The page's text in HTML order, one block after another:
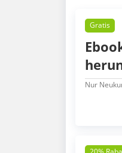
Gratis
Nur